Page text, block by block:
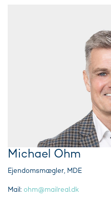
Michael Ohm
Ejendomsmægler, MDE
Mail: ohm@mailreal.dk